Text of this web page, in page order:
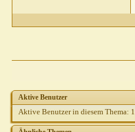
Aktive Benutzer
Aktive Benutzer in diesem Thema: 1